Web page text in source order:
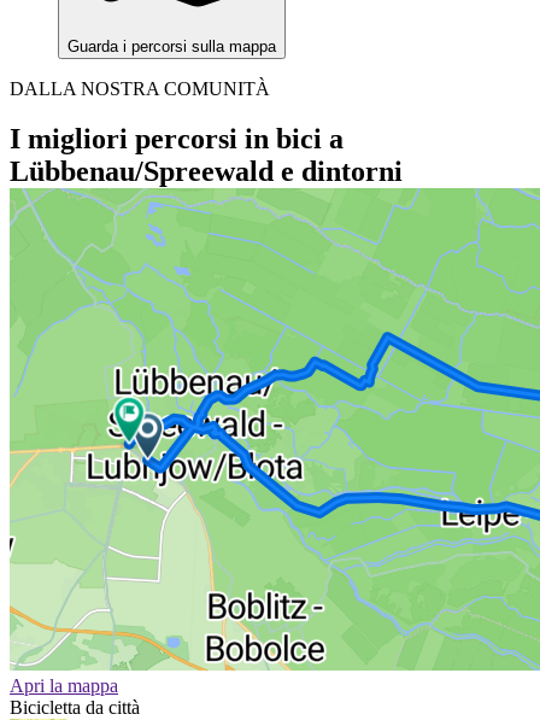
Guarda i percorsi sulla mappa
DALLA NOSTRA COMUNITÀ
I migliori percorsi in bici a
Lübbenau/Spreewald e dintorni
Apri la mappa
Bicicletta da città